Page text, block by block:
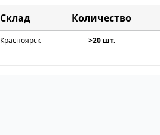
Склад
Красноярск >20 шт.